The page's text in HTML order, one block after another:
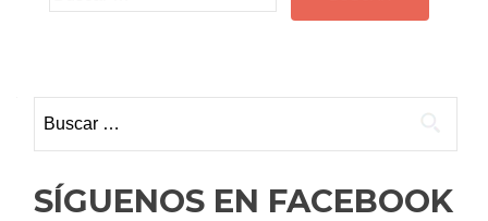
SÍGUENOS EN FACEBOOK